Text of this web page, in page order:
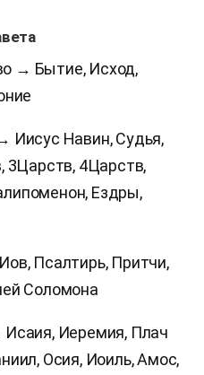
→ Бытие, Исход,
Иисус Навин, Судья,
3Царств, 4Царств,
Ездры,
Псалтирь, Притчи,
Соломона
Иеремия, Плач
Осия, Иоиль, Амос,